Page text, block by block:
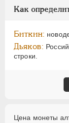
ГМ: не вошла в
Как
Биткин:
Дьяков:
строки.
Цена монеты
АЛЕКСАНДР III
ВРЕМЕННОЕ